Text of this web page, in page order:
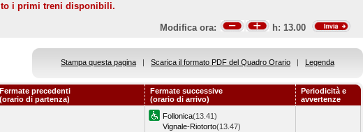
i primi treni disponibili.
Modifica ora: h: 13.00
Stampa questa pagina | Scarica il formato PDF del Quadro Orario | Legenda
Fermate precedenti
(orario di partenza)
Fermate successive
(orario di arrivo)
Periodicità e
avvertenze
Follonica(13.41)
Vignale-Riotorto(13.47)